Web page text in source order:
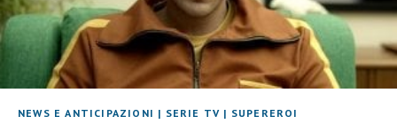
NEWS E ANTICIPAZIONI | SERIE TV | SUPEREROI